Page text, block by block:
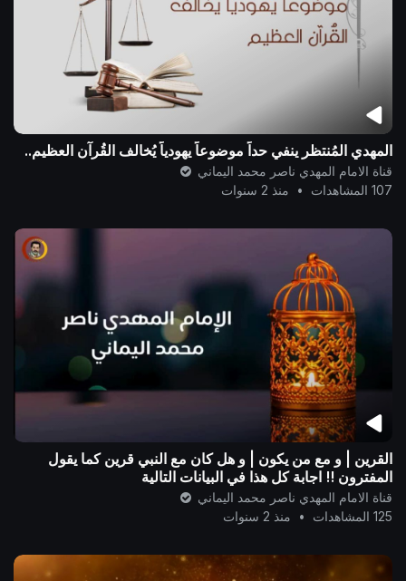
المهدي المُنتظر ينفي حداً موضوعاً يهودياً يُخالف القُرآن العظيم..
قناة الامام المهدي ناصر محمد اليماني
107 المشاهدات
• منذ 2 سنوات
القرين | و مع من يكون | و هل كان مع النبي قرين كما يقول
المفترون !! اجابة كل هذا في البيانات التالية
قناة الامام المهدي ناصر محمد اليماني
125 المشاهدات
• منذ 2 سنوات